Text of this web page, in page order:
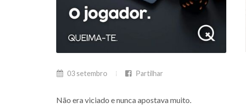
03 setembro Partilhar
Não era viciado e nunca apostava muito.